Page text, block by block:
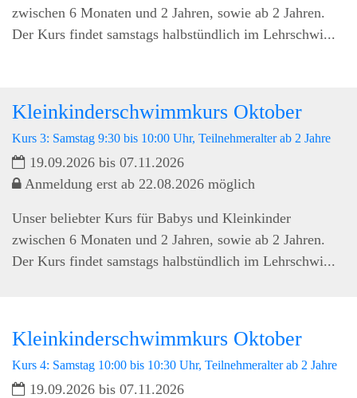
zwischen 6 Monaten und 2 Jahren, sowie ab 2 Jahren.
Der Kurs findet samstags halbstündlich im Lehrschwi...
Kleinkinderschwimmkurs Oktober
Kurs 3: Samstag 9:30 bis 10:00 Uhr, Teilnehmeralter ab 2 Jahre
19.09.2026 bis 07.11.2026
Anmeldung erst ab 22.08.2026 möglich
Unser beliebter Kurs für Babys und Kleinkinder
zwischen 6 Monaten und 2 Jahren, sowie ab 2 Jahren.
Der Kurs findet samstags halbstündlich im Lehrschwi...
Kleinkinderschwimmkurs Oktober
Kurs 4: Samstag 10:00 bis 10:30 Uhr, Teilnehmeralter ab 2 Jahre
19.09.2026 bis 07.11.2026